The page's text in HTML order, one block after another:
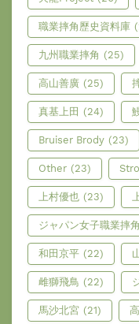
職業摔角歷史資料庫
九州職業摔角 (25)
高山善廣 (25)
真基上田 (24)
Bruiser Brody (23)
Other (23)
上村優也 (23)
ジャパン女子職業摔角
和田京平 (22)
雌獅飛鳥 (22)
馬沙北宮 (21)